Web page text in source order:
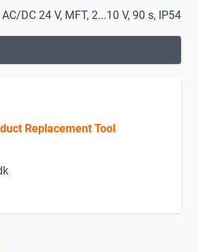
DC 24 V, MFT, 2...10 V, 90 s, IP54
Replacement Tool